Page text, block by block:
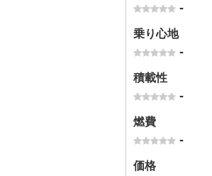
-
乗り心地
-
積載性
-
燃費
-
価格